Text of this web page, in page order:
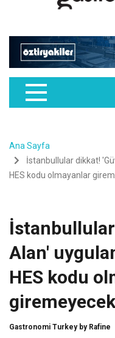
Ana Sayfa
İstanbullular dikkat!
HES kodu olmayanlar
Alan'
HES kodu
giremeyecek
Gastronomi Turkey by Rafine